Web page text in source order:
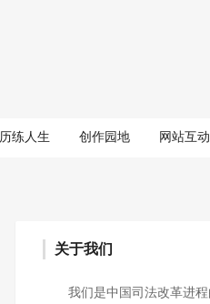
历练人生 创作园地 网站互动
关于我们
我们是中国司法改革进程